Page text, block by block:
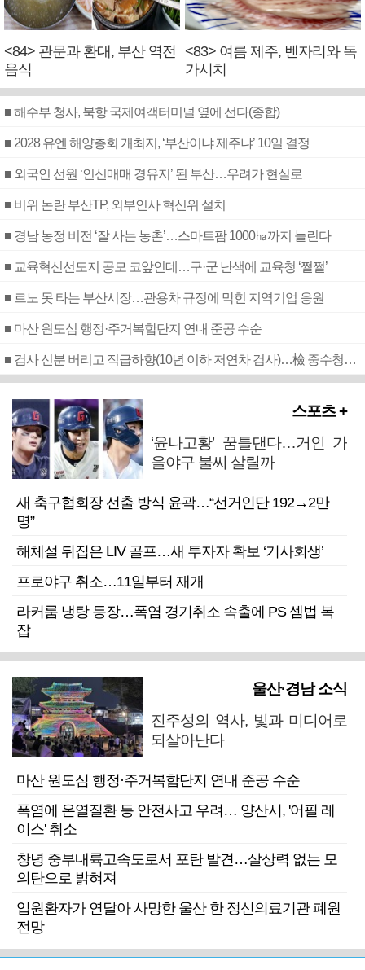
<84> 관문과 환대, 부산 역전
음식
<83> 여름 제주, 벤자리와 독
가시치
■ 해수부 청사, 북항 국제여객터미널 옆에 선다(종합)
■ 2028 유엔 해양총회 개최지, ‘부산이냐 제주냐’ 10일 결정
■ 외국인 선원 ‘인신매매 경유지’ 된 부산…우려가 현실로
■ 비위 논란 부산TP, 외부인사 혁신위 설치
■ 경남 농정 비전 ‘잘 사는 농촌’…스마트팜 1000㏊까지 늘린다
■ 교육혁신선도지 공모 코앞인데…구·군 난색에 교육청 ‘쩔쩔’
■ 르노 못 타는 부산시장…관용차 규정에 막힌 지역기업 응원
■ 마산 원도심 행정·주거복합단지 연내 준공 수순
■ 검사 신분 버리고 직급하향(10년 이하 저연차 검사)…檢 중수청행 기피
스포츠 +
‘윤나고황’ 꿈틀댄다…거인 가
을야구 불씨 살릴까
새 축구협회장 선출 방식 윤곽…“선거인단 192→2만
명”
해체설 뒤집은 LIV 골프…새 투자자 확보 ‘기사회생’
프로야구 취소…11일부터 재개
라커룸 냉탕 등장…폭염 경기취소 속출에 PS 셈법 복
잡
울산·경남 소식
진주성의 역사, 빛과 미디어로
되살아난다
마산 원도심 행정·주거복합단지 연내 준공 수순
폭염에 온열질환 등 안전사고 우려… 양산시, '어필 레
이스' 취소
창녕 중부내륙고속도로서 포탄 발견…살상력 없는 모
의탄으로 밝혀져
입원환자가 연달아 사망한 울산 한 정신의료기관 폐원
전망